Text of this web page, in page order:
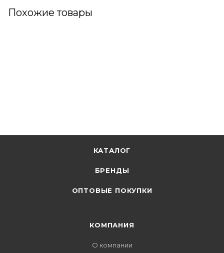
Похожие товары
КАТАЛОГ
БРЕНДЫ
ОПТОВЫЕ ПОКУПКИ
КОМПАНИЯ
О компании